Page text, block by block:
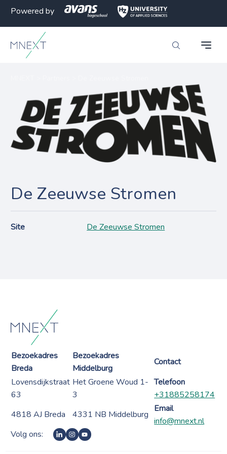
Powered by
De Zeeuwse Stromen
Site De Zeeuwse Stromen
Bezoekadres
Breda
Bezoekadres
Middelburg
Contact
Lovensdijkstraat
63
Het Groene Woud 1-
3
Telefoon
+31885258174
4818 AJ Breda
4331 NB Middelburg
Email
info@mnext.nl
Volg ons: